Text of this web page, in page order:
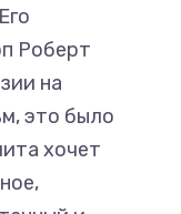
Роберт
на
это было
хочет